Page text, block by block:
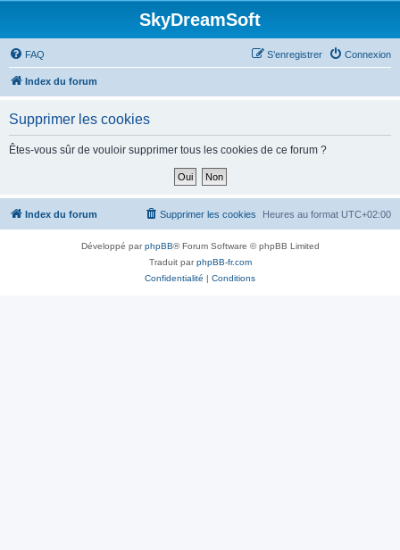
SkyDreamSoft
FAQ Connexion
S’enregistrer
Index du forum
Supprimer les cookies
Êtes-vous sûr de vouloir supprimer tous les cookies de ce forum ?
Index du forum Heures au format UTC+02:00
Supprimer les cookies
Développé parphpBB® Forum Software © phpBB Limited
Traduit parphpBB-fr.com
Confidentialité | Conditions